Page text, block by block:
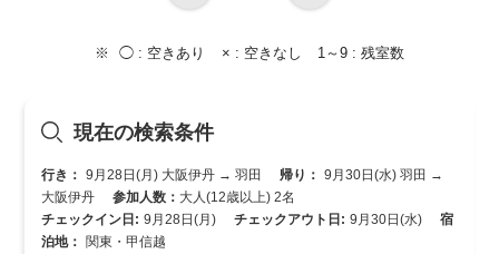
◯ : 空きあり × : 空きなし 1～9 : 残室数
現在の検索条件
行き： 9月28日(月) 大阪伊丹 → 羽田 帰り： 9月30日(水) 羽田 →
大阪伊丹
参加人数： 大人(12歳以上) 2名
チェックイン日: 9月28日(月) チェックアウト日: 9月30日(水)
宿
泊地：
関東・甲信越